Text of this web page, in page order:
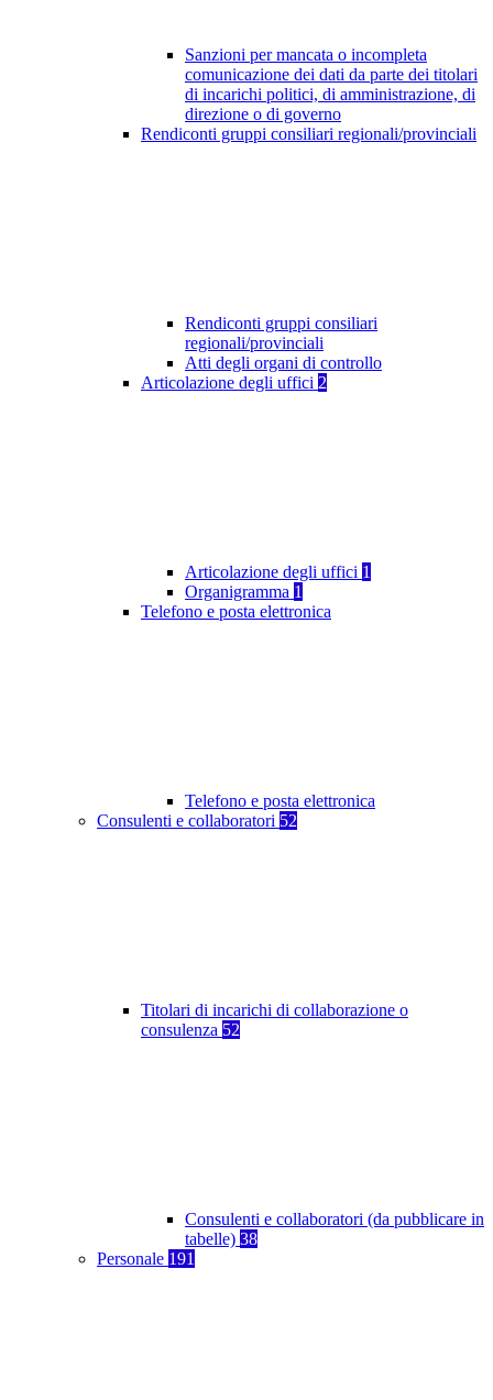
Sanzioni per mancata o incompleta
comunicazione dei dati da parte dei titolari
di incarichi politici, di amministrazione, di
direzione o di governo
Rendiconti gruppi consiliari regionali/provinciali
Rendiconti gruppi consiliari
regionali/provinciali
Atti degli organi di controllo
Articolazione degli uffici 2
Articolazione degli uffici 1
Organigramma 1
Telefono e posta elettronica
Telefono e posta elettronica
Consulenti e collaboratori 52
Titolari di incarichi di collaborazione o
consulenza 52
Consulenti e collaboratori (da pubblicare in
tabelle) 38
Personale 191